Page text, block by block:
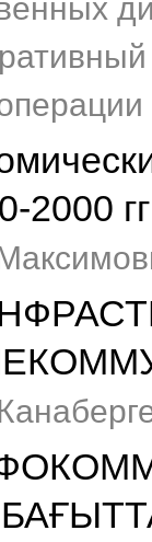
2000 гг